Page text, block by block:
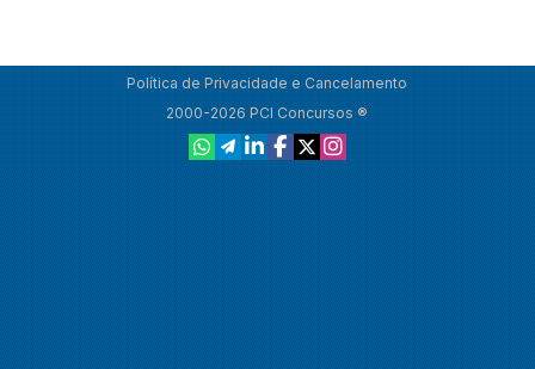
Política de Privacidade e Cancelamento
2000-2026 PCI Concursos ®